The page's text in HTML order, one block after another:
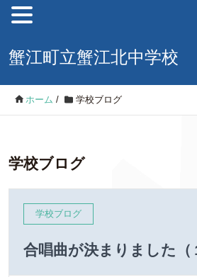
蟹江町立蟹江北中学校
ホーム / 学校ブログ
学校ブログ
学校ブログ
合唱曲が決まりました（